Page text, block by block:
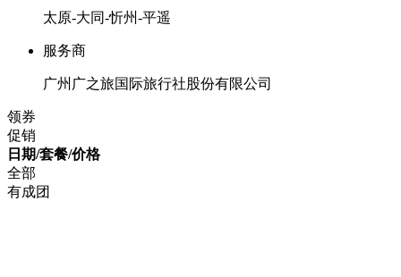
太原-大同-忻州-平遥
服务商
广州广之旅国际旅行社股份有限公司
领券
促销
日期/套餐/价格
全部
有成团